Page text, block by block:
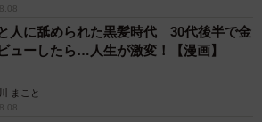
人に舐められた黒髪時代 30代後半で金
ューしたら…人生が激変！【漫画】
まこと